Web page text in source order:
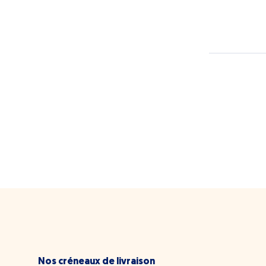
Nos créneaux de livraison